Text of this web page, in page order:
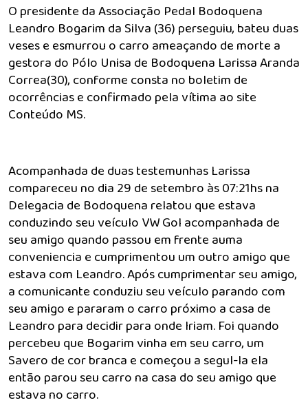
O presidente da Associação Pedal Bodoquena
Leandro Bogarim da Silva (36) perseguiu, bateu duas
veses e esmurrou o carro ameaçando de morte a
gestora do Pólo Unisa de Bodoquena Larissa Aranda
Correa(30), conforme consta no boletim de
ocorrências e confirmado pela vítima ao site
Conteúdo MS.
Acompanhada de duas testemunhas Larissa
compareceu no dia 29 de setembro às 07:21hs na
Delegacia de Bodoquena relatou que estava
conduzindo seu veículo VW Gol acompanhada de
seu amigo quando passou em frente auma
conveniencia e cumprimentou um outro amigo que
estava com Leandro. Após cumprimentar seu amigo,
a comunicante conduziu seu veículo parando com
seu amigo e pararam o carro próximo a casa de
Leandro para decidir para onde Iriam. Foi quando
percebeu que Bogarim vinha em seu carro, um
Savero de cor branca e começou a segul-la ela
então parou seu carro na casa do seu amigo que
estava no carro.